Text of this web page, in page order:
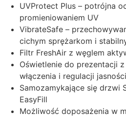
UVProtect Plus – potrójna
promieniowaniem UV
VibrateSafe –
cichym sprężarkom i
Filtr FreshAir z węglem
Oświetlenie do prezentacji
włączenia i regulacji jasności
Samozamykające się drzwi
EasyFill
Możliwość doposażenia w